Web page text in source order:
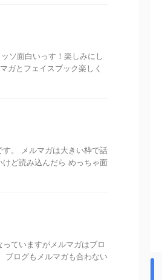
ソ面白いっす！楽しみにし
ガとフェイスブック楽しく
。 メルマガは大きい枠で話
ど読み込んだら めっちゃ面
ていますがメルマガはブロ
ブログもメルマガも合わない